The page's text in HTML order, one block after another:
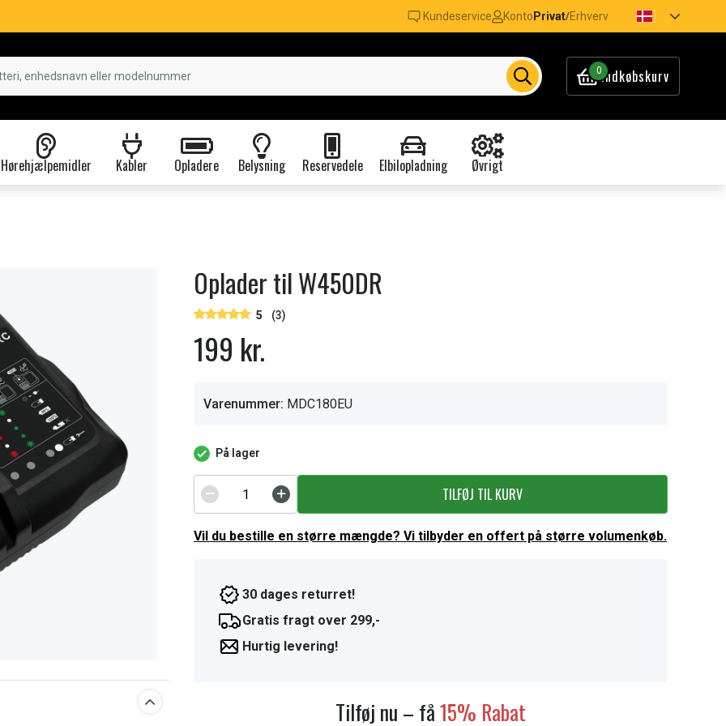
Kundeservice Konto Privat/Erhverv
0Indkøbskurv
Hørehjælpemidler Kabler Opladere Belysning Reservedele Elbilopladning Øvrigt
Oplader til W450DR
5 (3)
199 kr.
Varenummer: MDC180EU
På lager
TILFØJ TIL KURV
Vil du bestille en større mængde? Vi tilbyder en offert på større volumenkøb.
30 dages returret!
Gratis fragt over 299,-
Hurtig levering!
Tilføj nu – få15% Rabat